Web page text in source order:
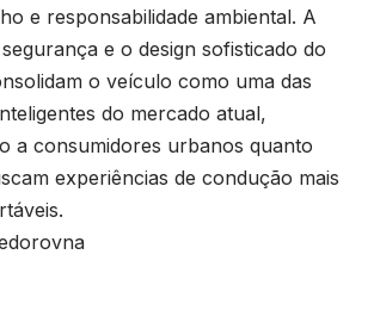
e responsabilidade ambiental. A
e o design sofisticado do
o veículo como uma das
do mercado atual,
a consumidores urbanos quanto
experiências de condução mais